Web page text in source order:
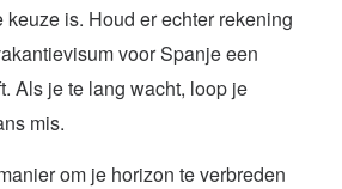
is. Houd er echter rekening
voor Spanje een
Als je te lang wacht, loop je
mis.
om je horizon te verbreden